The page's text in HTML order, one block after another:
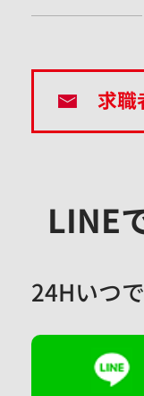
求職
LINE
24Hいつで